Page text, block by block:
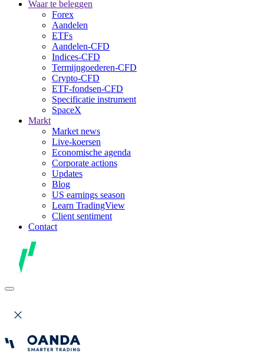
Waar te beleggen
Forex
Aandelen
ETFs
Aandelen-CFD
Indices-CFD
Termijngoederen-CFD
Crypto-CFD
ETF-fondsen-CFD
Specificatie instrument
SpaceX
Markt
Market news
Live-koersen
Economische agenda
Corporate actions
Updates
Blog
US earnings season
Learn TradingView
Client sentiment
Contact